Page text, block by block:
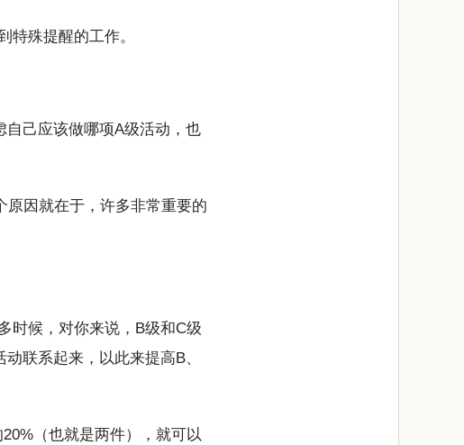
特殊提醒的工作。
己应该做哪项A级活动，也
原因就在于，许多非常重要的
时候，对你来说，B级和C级
联系起来，以此来提高B、
（也就是两件），就可以